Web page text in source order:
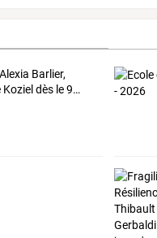
Barlier,
Koziel dèsle9…